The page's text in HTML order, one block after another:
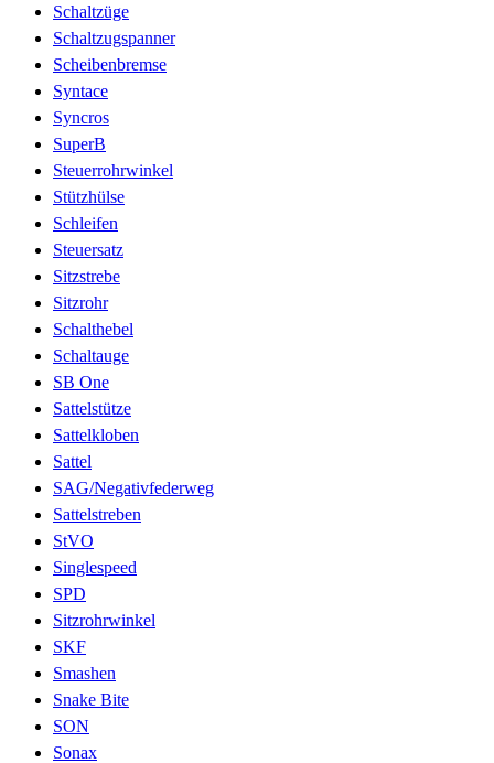
Schaltzüge
Schaltzugspanner
Scheibenbremse
Syntace
Syncros
SuperB
Steuerrohrwinkel
Stützhülse
Schleifen
Steuersatz
Sitzstrebe
Sitzrohr
Schalthebel
Schaltauge
SB One
Sattelstütze
Sattelkloben
Sattel
SAG/Negativfederweg
Sattelstreben
StVO
Singlespeed
SPD
Sitzrohrwinkel
SKF
Smashen
Snake Bite
SON
Sonax